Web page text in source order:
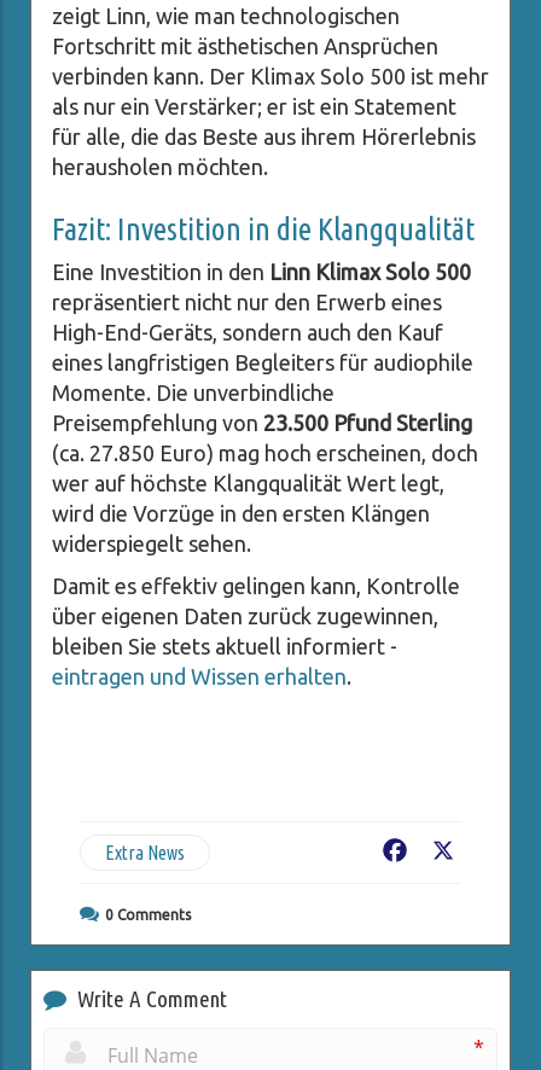
zeigt Linn, wie man technologischen
Fortschritt mit ästhetischen Ansprüchen
verbinden kann. Der Klimax Solo 500 ist mehr
als nur ein Verstärker; er ist ein Statement
für alle, die das Beste aus ihrem Hörerlebnis
herausholen möchten.
Fazit: Investition in die Klangqualität
Eine Investition in den Linn Klimax Solo 500
repräsentiert nicht nur den Erwerb eines
High-End-Geräts, sondern auch den Kauf
eines langfristigen Begleiters für audiophile
Momente. Die unverbindliche
Preisempfehlung von 23.500 Pfund Sterling
(ca. 27.850 Euro) mag hoch erscheinen, doch
wer auf höchste Klangqualität Wert legt,
wird die Vorzüge in den ersten Klängen
widerspiegelt sehen.
Damit es effektiv gelingen kann, Kontrolle
über eigenen Daten zurück zugewinnen,
bleiben Sie stets aktuell informiert -
eintragen und Wissen erhalten.
Extra News Facebook
0 Comments
Write A Comment
*